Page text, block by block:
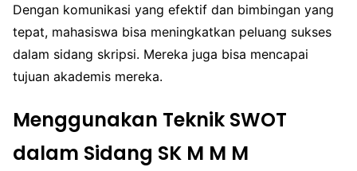
Dengan komunikasi yang efektif dan bimbingan yang
tepat, mahasiswa bisa meningkatkan peluang sukses
dalam sidang skripsi. Mereka juga bisa mencapai
tujuan akademis mereka.
Menggunakan Teknik SWOT
dalam Sidang SK M M M